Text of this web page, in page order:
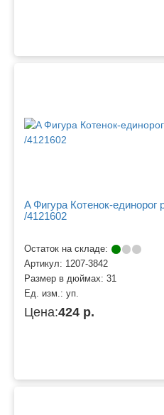
A Фигура Котенок-
/4121602
Остаток на складе:
Артикул: 1207-3842
Размер в дюймах: 31
Ед. изм.: уп.
Цена:424 р.